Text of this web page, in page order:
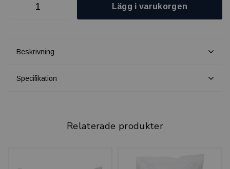
Lägg i varukorgen
Beskrivning
Specifikation
Relaterade produkter